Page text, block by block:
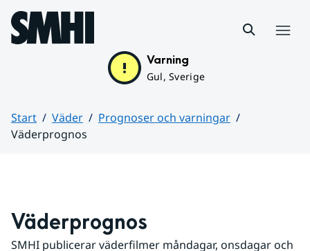
Hoppa till sidans innehåll
Varning
Gul, Sverige
Start Väder
Prognoser och varningar
Väderprognos
Väderprognos
SMHI publicerar väderfilmer måndagar, onsdagar och